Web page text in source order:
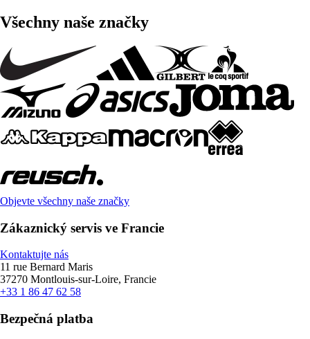
Všechny naše značky
Objevte všechny naše značky
Zákaznický servis ve Francie
Kontaktujte nás
11 rue Bernard Maris
37270 Montlouis-sur-Loire, Francie
+33 1 86 47 62 58
Bezpečná platba